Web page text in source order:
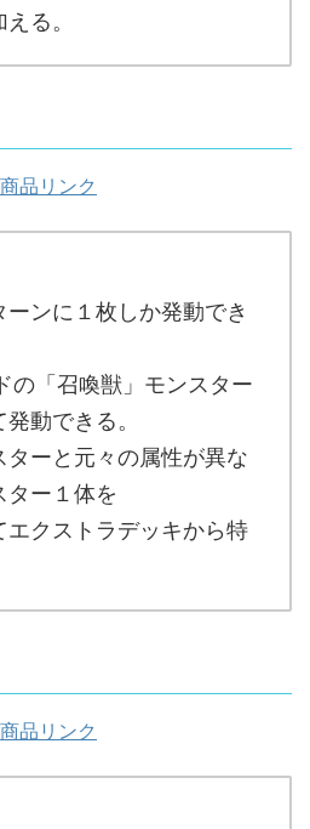
る。
ーンに１枚しか発動でき
の「召喚獣」モンスター
動できる。
ターと元々の属性が異な
ター１体を
クストラデッキから特